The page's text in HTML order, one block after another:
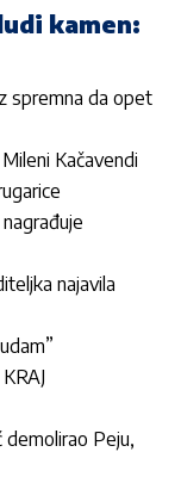
kamen:
spremna da opet
Kačavendi
najavila
Peju,